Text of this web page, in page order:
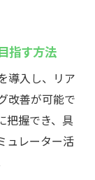
指す方法
導入し、リア
改善が可能で
把握でき、具
ュレーター活